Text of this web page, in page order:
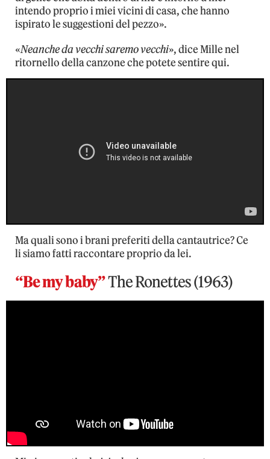
intendo proprio i miei vicini di casa, che hanno
ispirato le suggestioni del pezzo».
«Neanche da vecchi saremo vecchi», dice Mille nel
ritornello della canzone che potete sentire qui.
Ma quali sono i brani preferiti della cantautrice? Ce
li siamo fatti raccontare proprio da lei.
“Be my baby”The Ronettes (1963)